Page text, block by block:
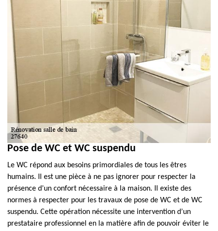
Pose de WC et WC suspendu
Le WC répond aux besoins primordiales de tous les êtres
humains. Il est une pièce à ne pas ignorer pour respecter la
présence d’un confort nécessaire à la maison. Il existe des
normes à respecter pour les travaux de pose de WC et de WC
suspendu. Cette opération nécessite une intervention d’un
prestataire professionnel en la matière afin de pouvoir éviter le